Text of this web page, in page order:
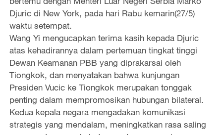
Djuric di New York, pada hari Rabu kemarin(27/5)
waktu setempat.
Wang Yi mengucapkan terima kasih kepada Djuric
atas kehadirannya dalam pertemuan tingkat tinggi
Dewan Keamanan PBB yang diprakarsai oleh
Tiongkok, dan menyatakan bahwa kunjungan
Presiden Vucic ke Tiongkok merupakan tonggak
penting dalam mempromosikan hubungan bilateral.
Kedua kepala negara mengadakan komunikasi
strategis yang mendalam, meningkatkan rasa saling